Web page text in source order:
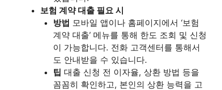
보험 계약 대출 필요 시
방법 모바일 앱이나 홈페이지에서 ‘보험
계약 대출’ 메뉴를 통해 한도 조회 및 신청
이 가능합니다. 전화 고객센터를 통해서
도 안내받을 수 있습니다.
팁 대출 신청 전 이자율, 상환 방법 등을
꼼꼼히 확인하고, 본인의 상환 능력을 고